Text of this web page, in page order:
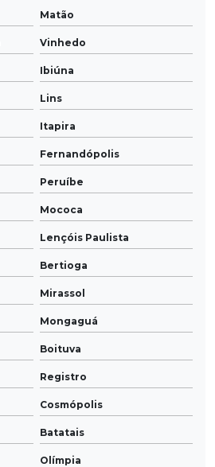
Matão
Vinhedo
Ibiúna
Lins
Itapira
Fernandópolis
Peruíbe
Mococa
Lençóis Paulista
Bertioga
Mirassol
Mongaguá
Boituva
Registro
Cosmópolis
Batatais
Olímpia